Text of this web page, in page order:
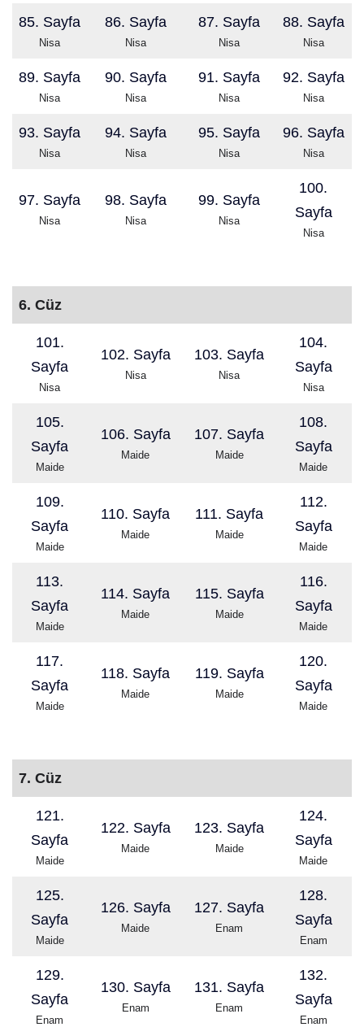
85. Sayfa
Nisa
86. Sayfa
Nisa
87. Sayfa
Nisa
88. Sayfa
Nisa
89. Sayfa
Nisa
90. Sayfa
Nisa
91. Sayfa
Nisa
92. Sayfa
Nisa
93. Sayfa
Nisa
94. Sayfa
Nisa
95. Sayfa
Nisa
96. Sayfa
Nisa
97. Sayfa
Nisa
98. Sayfa
Nisa
99. Sayfa
Nisa
100.
Sayfa
Nisa
6. Cüz
101.
Sayfa
Nisa
102. Sayfa
Nisa
103. Sayfa
Nisa
104.
Sayfa
Nisa
105.
Sayfa
Maide
106. Sayfa
Maide
107. Sayfa
Maide
108.
Sayfa
Maide
109.
Sayfa
Maide
110. Sayfa
Maide
111. Sayfa
Maide
112.
Sayfa
Maide
113.
Sayfa
Maide
114. Sayfa
Maide
115. Sayfa
Maide
116.
Sayfa
Maide
117.
Sayfa
Maide
118. Sayfa
Maide
119. Sayfa
Maide
120.
Sayfa
Maide
7. Cüz
121.
Sayfa
Maide
122. Sayfa
Maide
123. Sayfa
Maide
124.
Sayfa
Maide
125.
Sayfa
Maide
126. Sayfa
Maide
127. Sayfa
Enam
128.
Sayfa
Enam
129.
Sayfa
Enam
130. Sayfa
Enam
131. Sayfa
Enam
132.
Sayfa
Enam